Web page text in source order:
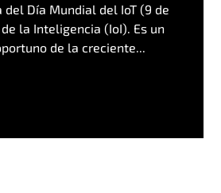
del Día Mundial del IoT (9 de
la Inteligencia (IoI). Es un
de la creciente...